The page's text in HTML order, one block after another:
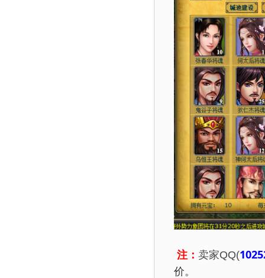
注： 卖家QQ(
价。